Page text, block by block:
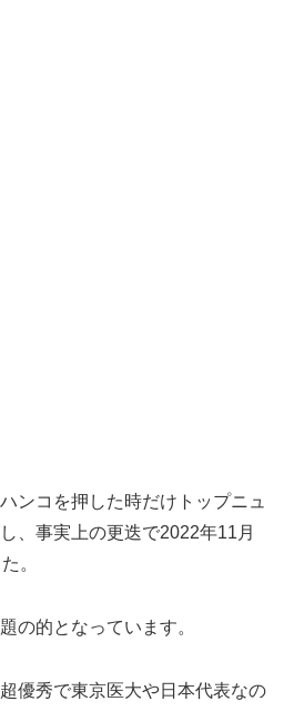
ンコを押した時だけトップニュ
、事実上の更迭で2022年11月
。
の的となっています。
優秀で東京医大や日本代表なの